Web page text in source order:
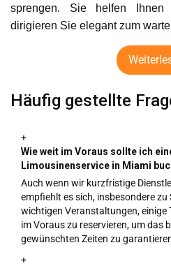
sprengen. Sie helfen
dirigieren Sie elegant zum
Häufig gestellte
+
Wie weit im Voraus sollte ich
Limousinenservice in Miami
Auch wenn wir kurzfristige
empfiehlt es sich, insbesondere zu
wichtigen Veranstaltungen, einige
im Voraus zu reservieren, um das
gewünschten Zeiten zu
+